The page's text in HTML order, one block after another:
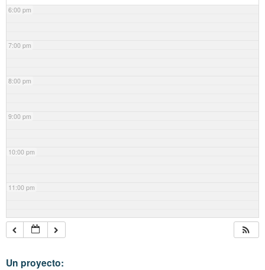
6:00 pm
7:00 pm
8:00 pm
9:00 pm
10:00 pm
11:00 pm
Un proyecto: